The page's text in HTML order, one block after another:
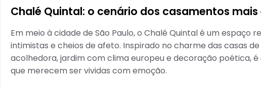
Chalé Quintal: o cenário dos casamentos
Em meio à cidade de São Paulo, o Chalé Quintal é um espaço
intimistas e cheios de afeto. Inspirado no charme das casas
acolhedora, jardim com clima europeu e decoração poética,
que merecem ser vividas com emoção.